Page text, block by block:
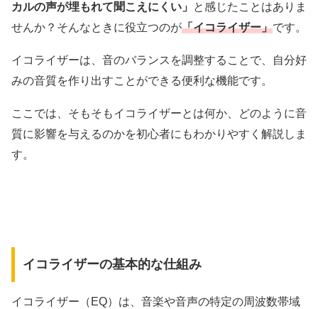
カルの声が埋もれて聞こえにくい」
と感じたことはありま
せんか？そんなときに役立つのが「イコライザー」です。
イコライザーは、音のバランスを調整することで、自分好
みの音質を作り出すことができる便利な機能です。
ここでは、そもそもイコライザーとは何か、どのように音
質に影響を与えるのかを初心者にもわかりやすく解説しま
す。
イコライザーの基本的な仕組み
イコライザー（EQ）は、音楽や音声の特定の周波数帯域